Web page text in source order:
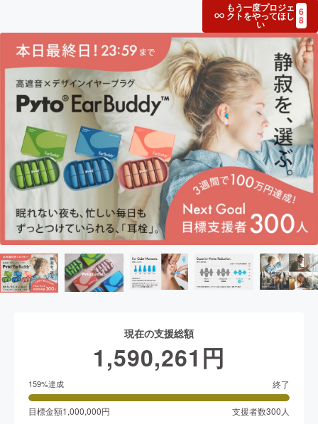
もう一度プロジェ
クトをやってほし
い
6
8
現在の支援総額
1,590,261 円
159%達成 終了
目標金額1,000,000円 支援者数300 人